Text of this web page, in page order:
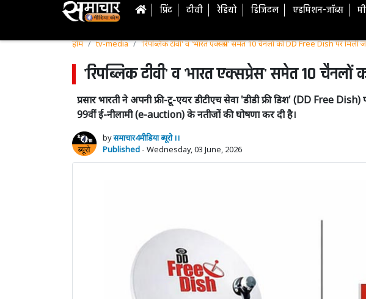
प्रिंट टीवी रेडियो डिजिटल एडमिशन-जॉब्स
होम tv-media 'रिपब्लिक टीवी' व 'भारत एक्सप्रेस' समेत 10 चैनलों को DD Free Dish पर मिली
'रिपब्लिक टीवी' व 'भारत एक्सप्रेस' समेत 10
प्रसार भारती ने अपनी फ्री-टू-एयर डीटीएच सेवा 'डीडी फ्री डिश' (DD Free
99वीं ई-नीलामी (e-auction) के नतीजों की घोषणा कर दी है।
byसमाचार4मीडिया ब्यूरो ।।
Published - Wednesday, 03 June, 2026